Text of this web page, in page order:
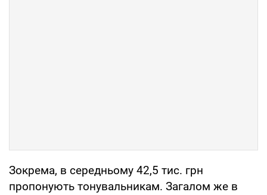
Зокрема, в середньому 42,5 тис. грн
пропонують тонувальникам. Загалом же в